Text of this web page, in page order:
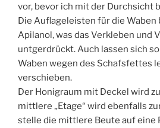
vor, bevor ich mit der Durchsicht
Die Auflageleisten für die Waben
Apilanol, was das Verkleben und
untgerdrückt. Auch lassen sich
Waben wegen des Schafsfettes
verschieben.
Der Honigraum mit Deckel wird
mittlere „Etage“ wird ebenfalls
stelle die mittlere Beute auf eine